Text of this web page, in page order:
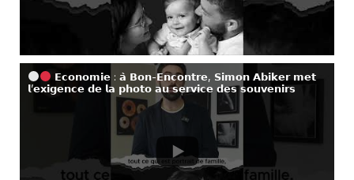
𝗘𝗰𝗼𝗻𝗼𝗺𝗶𝗲 : 𝗮̀ 𝗕𝗼𝗻-𝗘𝗻𝗰𝗼𝗻𝘁𝗿𝗲, 𝗦𝗶𝗺𝗼𝗻 𝗔𝗯𝗶𝗸𝗲𝗿 𝗺𝗲𝘁
𝗹’𝗲𝘅𝗶𝗴𝗲𝗻𝗰𝗲 𝗱𝗲 𝗹𝗮 𝗽𝗵𝗼𝘁𝗼 𝗮𝘂 𝘀𝗲𝗿𝘃𝗶𝗰𝗲 𝗱𝗲𝘀 𝘀𝗼𝘂𝘃𝗲𝗻𝗶𝗿𝘀